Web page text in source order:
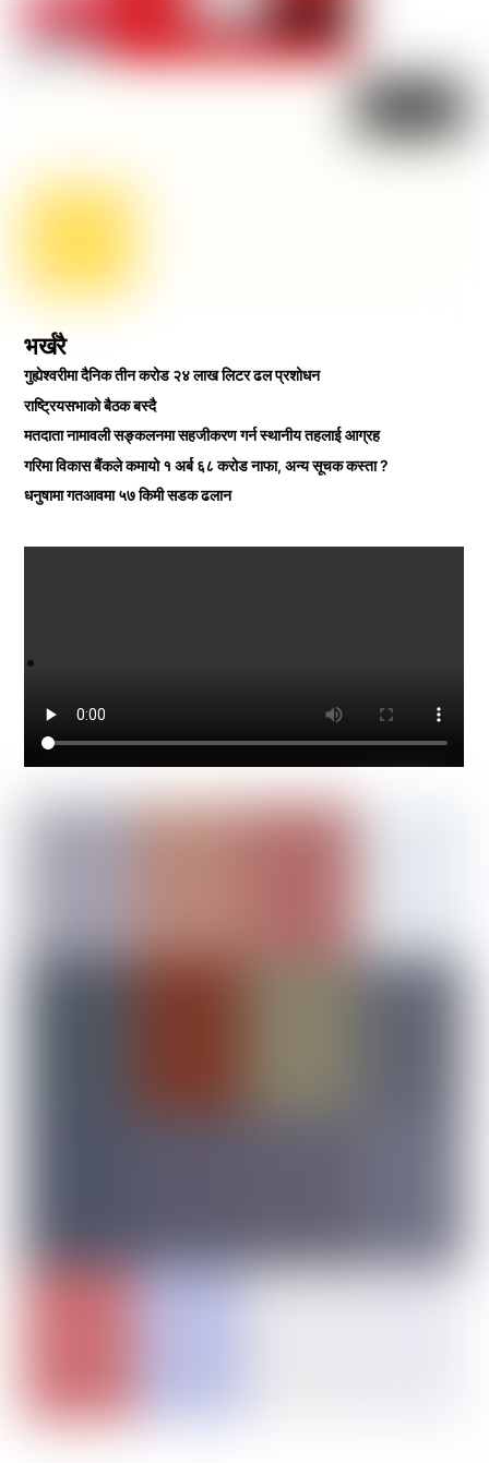
भर्खरै
गुह्येश्वरीमा दैनिक तीन करोड २४ लाख लिटर ढल प्रशोधन
राष्ट्रियसभाको बैठक बस्दै
मतदाता नामावली सङ्कलनमा सहजीकरण गर्न स्थानीय तहलाई आग्रह
गरिमा विकास बैंकले कमायो १ अर्ब ६८ करोड नाफा, अन्य सूचक कस्ता ?
धनुषामा गतआवमा ५७ किमी सडक ढलान